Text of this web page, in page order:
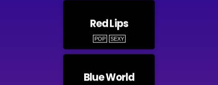
Red Lips
POP SEXY
Blue World